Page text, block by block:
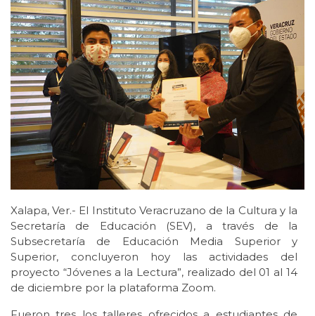
Xalapa, Ver.- El Instituto Veracruzano de la Cultura y la
Secretaría de Educación (SEV), a través de la
Subsecretaría de Educación Media Superior y
Superior, concluyeron hoy las actividades del
proyecto “Jóvenes a la Lectura”, realizado del 01 al 14
de diciembre por la plataforma Zoom.